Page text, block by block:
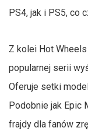
PS4, jak i PS5, co
Z kolei Hot
popularnej serii
Oferuje setki
Podobnie jak Epic
frajdy dla fanów